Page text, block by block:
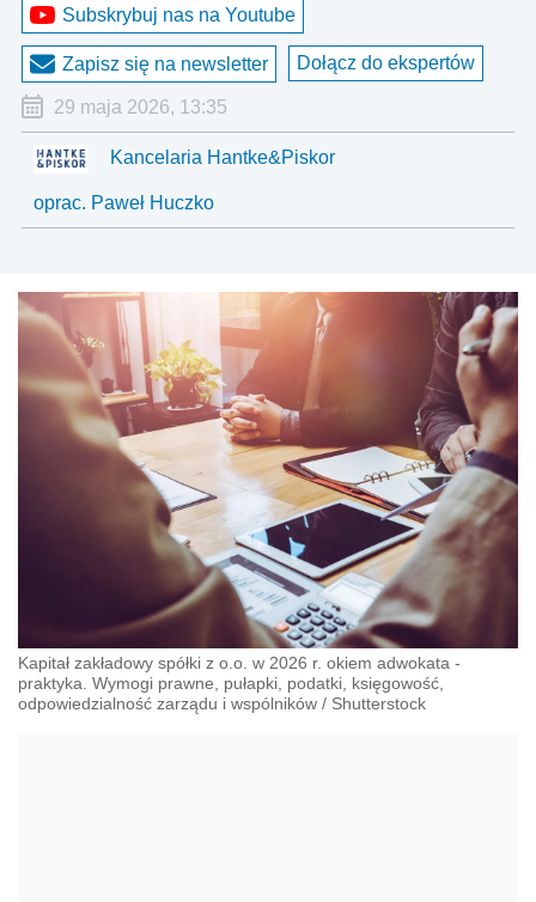
Subskrybuj nas na Youtube
Zapisz się na newsletter Dołącz do ekspertów
29 maja 2026, 13:35
Kancelaria Hantke&Piskor
oprac. Paweł Huczko
Kapitał zakładowy spółki z o.o. w 2026 r. okiem adwokata -
praktyka. Wymogi prawne, pułapki, podatki, księgowość,
odpowiedzialność zarządu i wspólników / Shutterstock